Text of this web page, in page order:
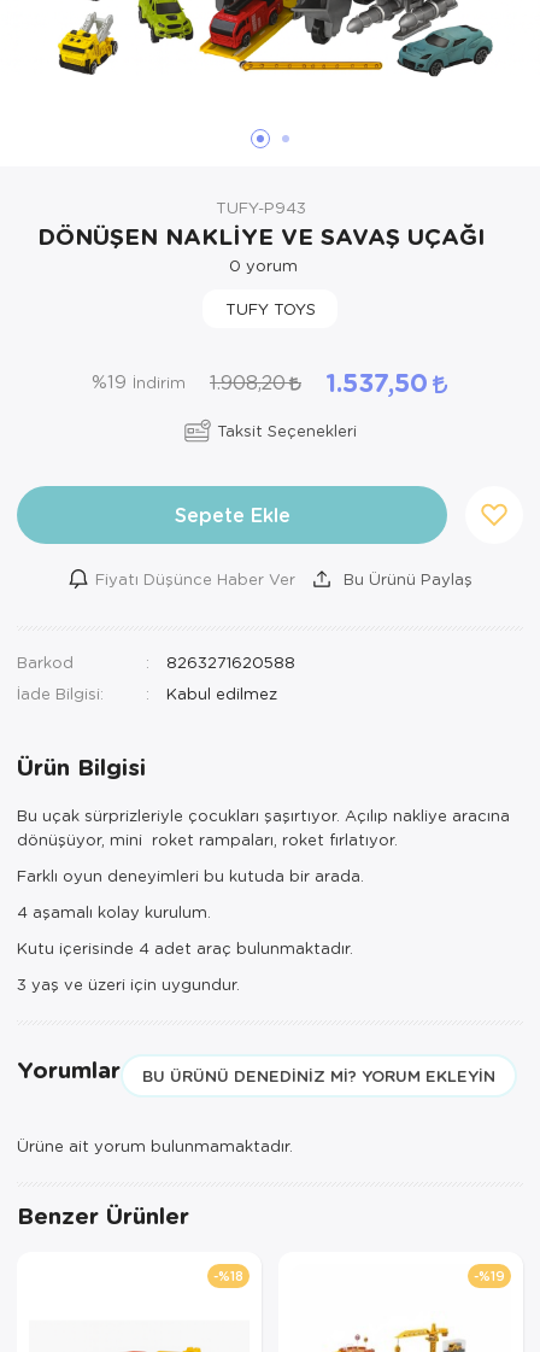
Parti ve Özel Günler
TUFY-P943
DÖNÜŞEN NAKLİYE VE SAVAŞ UÇAĞI
0 yorum
TUFY TOYS
%19 İndirim 1.908,20 1.537,50
Taksit Seçenekleri
Sepete Ekle
Fiyatı Düşünce Haber Ver Bu Ürünü Paylaş
Barkod
8263271620588
İade Bilgisi:
Ürün Bilgisi
Bu uçak sürprizleriyle çocukları şaşırtıyor. Açılıp nakliye aracına
dönüşüyor, mini roket rampaları, roket fırlatıyor.
Farklı oyun deneyimleri bu kutuda bir arada.
4 aşamalı kolay kurulum.
Kutu içerisinde 4 adet araç bulunmaktadır.
3 yaş ve üzeri için uygundur.
Yorumlar BU ÜRÜNÜ DENEDINIZ MI? YORUM EKLEYIN
Ürüne ait yorum bulunmamaktadır.
Benzer Ürünler
%18 %19